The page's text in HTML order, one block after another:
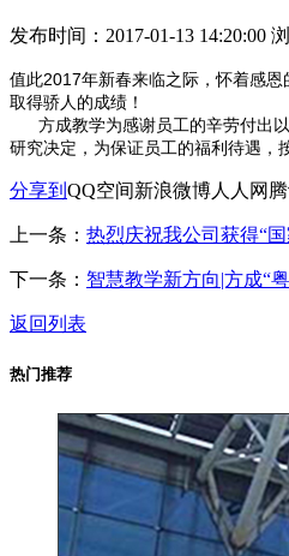
发布时间：2017-01-13 14:20:00
值此2017年新春来临之际，怀着感
取得骄人的成绩！
方成教学为感谢员工的辛劳付出以
研究决定，为保证员工的福利待遇，
分享到 QQ空间新浪微博人人网
上一条： 热烈庆祝我公司获得“
下一条： 智慧教学新方向|方成“
返回列表
热门推荐